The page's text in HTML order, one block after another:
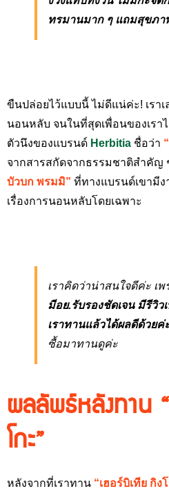
ทรมานมาก ๆ แถมสุขภา
ขืนปล่อยไว้แบบนี้ ไม่ดีแน่ค่ะ! เราเ
นอนหลับ จนในที่สุดเพื่อนของเรา
ตัวนึงของแบรนด์ Herbitia ชื่อว่า
จากสารสกัดจากธรรมชาติสำคัญ
บัวบก พรมมิ” ที่ทางแบรนด์เขามี
เรื่องการนอนหลับโดยเฉพาะ
เราคิดว่าน่าสนใจดีค่ะ เพ
มีอย.รับรองชัดเจน มีรีวิว
เราทานแล้วได้ผลดีด้วยค่
ซื้อมาทานดูค่ะ
ผลลัพธ์หลังทาน
โกะ”
หลังจากที่เราทาน “เฮอร์บิเทีย กิง